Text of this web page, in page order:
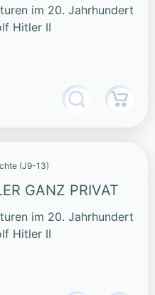
im 20. Jahrhundert
Hitler II
(J9-13)
GANZ PRIVAT
im 20. Jahrhundert
Hitler II